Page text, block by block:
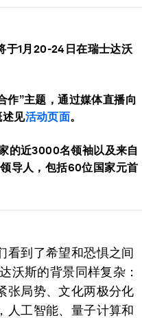
于1月20-24日在瑞士达沃
作”主题，通过媒体直播向
述见活动页面。
的近3000名领袖以及来自
导人，包括60位国家元首
看到了希望和恐惧之间
沃斯的背景同样复杂：
张局势、文化两极分化
人工智能、量子计算和